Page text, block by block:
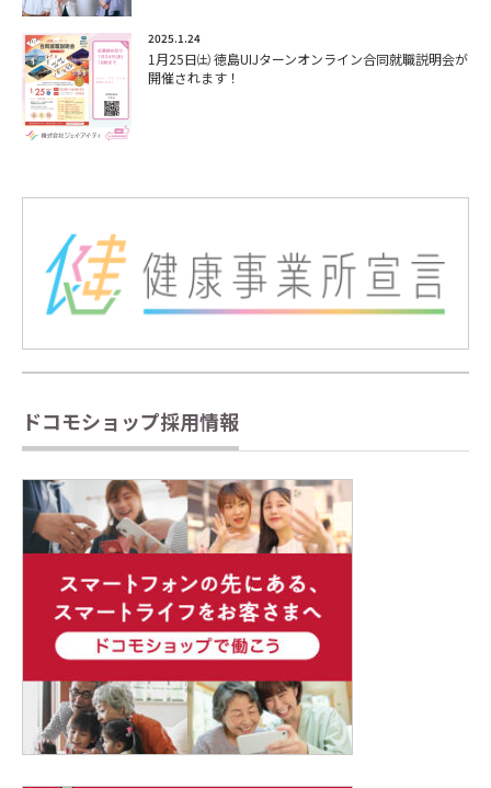
2025.1.24
1月25日㈯ 徳島UIJターンオンライン合同就職説明会が
開催されます！
ドコモショップ採用情報